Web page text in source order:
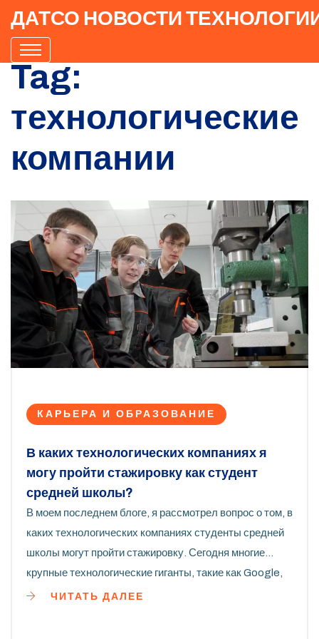
ДАТСО НОВОСТИ
Tag:
технологические
компании
КАРЬЕРА И ОБРАЗОВАНИЕ
В каких технологических компаниях я
могу пройти стажировку как студент
средней школы?
В моем последнем блоге, я рассмотрел вопрос о том, в
каких технологических компаниях студенты средней
школы могут пройти стажировку. Сегодня многие
крупные технологические гиганты, такие как Google,
Microsoft и Apple, предлагают программы стажировок
ЧИТАТЬ ДАЛЕЕ